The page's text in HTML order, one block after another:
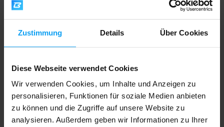
Zustimmung Details Über Cookies
Diese Webseite verwendet Cookies
Wir verwenden Cookies, um Inhalte und Anzeigen zu
personalisieren, Funktionen für soziale Medien anbieten
zu können und die Zugriffe auf unsere Website zu
analysieren. Außerdem geben wir Informationen zu Ihrer
54,99
VERFÜGBAR
AUF LAGER